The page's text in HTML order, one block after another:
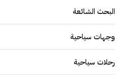
البحث الشائعة
وجهات سياحية
السياحة في ماليزيا
السياحة في سنغافورة
وجهات سياحية
السياحة في اندونيسيا
رحلات سياحية